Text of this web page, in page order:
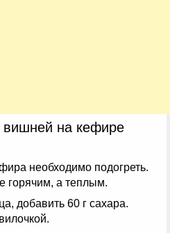
вишней на кефире
необходимо подогреть.
горячим, а теплым.
добавить 60 г сахара.